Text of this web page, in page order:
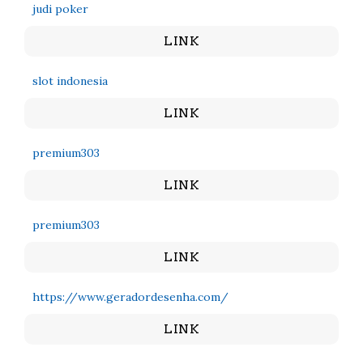
judi poker
LINK
slot indonesia
LINK
premium303
LINK
premium303
LINK
https://www.geradordesenha.com/
LINK